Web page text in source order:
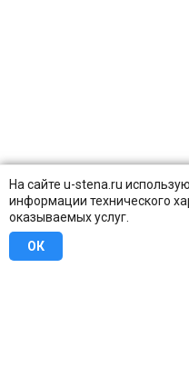
На сайте u-stena.ru
информации технического
оказываемых услуг.
ОК